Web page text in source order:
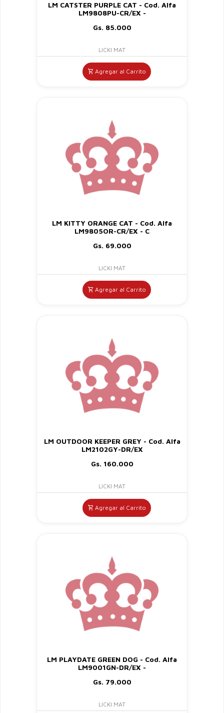
LM CATSTER PURPLE CAT - Cod. Alfa
LM9808PU-CR/EX -
Gs. 85.000
LICKI MAT
Agregar al Carrito
LM KITTY ORANGE CAT - Cod. Alfa
LM9805OR-CR/EX - C
Gs. 69.000
LICKI MAT
Agregar al Carrito
LM OUTDOOR KEEPER GREY - Cod. Alfa
LM2102GY-DR/EX
Gs. 160.000
LICKI MAT
Agregar al Carrito
LM PLAYDATE GREEN DOG - Cod. Alfa
LM9001GN-DR/EX -
Gs. 79.000
LICKI MAT